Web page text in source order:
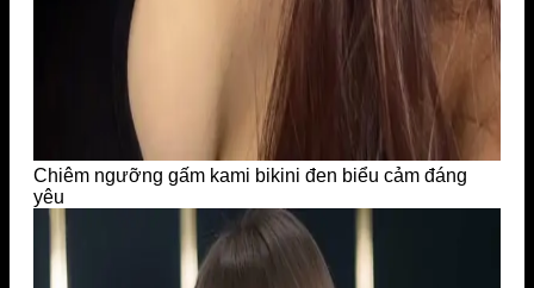
Chiêm ngưỡng gấm kami bikini đen biểu cảm đáng
yêu